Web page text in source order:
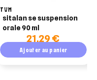
TVM
sitalan se suspension
orale 90 ml
21,29 €
Ajouter au panier